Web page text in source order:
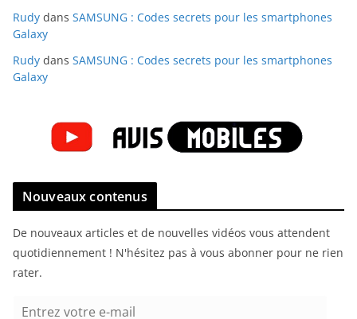
Rudy dans SAMSUNG : Codes secrets pour les smartphones
Galaxy
Rudy dans SAMSUNG : Codes secrets pour les smartphones
Galaxy
Nouveaux contenus
De nouveaux articles et de nouvelles vidéos vous attendent
quotidiennement ! N'hésitez pas à vous abonner pour ne rien
rater.